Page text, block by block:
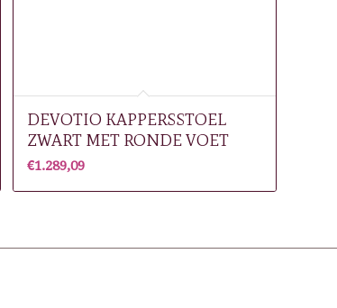
DEVOTIO KAPPERSSTOEL
ZWART MET RONDE VOET
€1.289,09